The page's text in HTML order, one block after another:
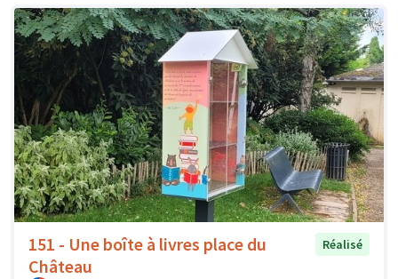
151 - Une boîte à livres place du
Château
Réalisé